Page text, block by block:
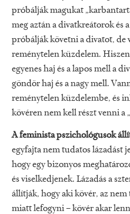
próbálják magukat
meg aztán a divatkreátorok és
próbálják követni a divatot, de
reménytelen küzdelem.
egyenes haj és a lapos mell a
göndör haj és a nagy mell.
reménytelen küzdelembe, és
kövéren nem kell részt venni a
A feminista pszichológusok
egyfajta nem tudatos lázadást
hogy egy bizonyos
és viselkedjenek. Lázadás a
állítják, hogy aki kövér, az
miatt lefogyni – kövér akar